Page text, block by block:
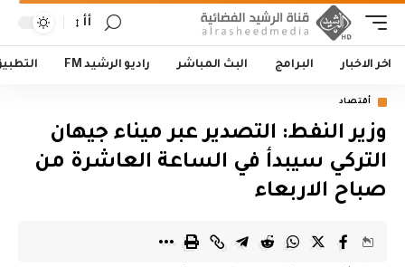
أأ
اخر الاخبار البرامج البث المباشر راديو الرشيد FM
أقتصاد
وزير النفط: التصدير عبر ميناء جيهان
التركي سيبدأ في الساعة العاشرة من
صباح الاربعاء